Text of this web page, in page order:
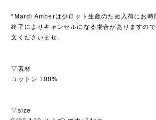
*Mardi Amberは少ロット生産のため入荷にお時
終了によりキャンセルになる場合がありますの
文くださいませ。
▽素材
コットン 100%
▽size